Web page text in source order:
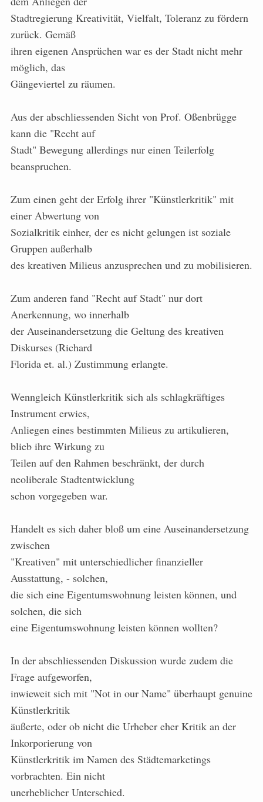
Stadtregierung Kreativität, Vielfalt, Toleranz zu fördern
zurück. Gemäß
ihren eigenen Ansprüchen war es der Stadt nicht mehr
möglich, das
Gängeviertel zu räumen.
Aus der abschliessenden Sicht von Prof. Oßenbrügge
kann die "Recht auf
Stadt" Bewegung allerdings nur einen Teilerfolg
beanspruchen.
Zum einen geht der Erfolg ihrer "Künstlerkritik" mit
einer Abwertung von
Sozialkritik einher, der es nicht gelungen ist soziale
Gruppen außerhalb
des kreativen Milieus anzusprechen und zu mobilisieren.
Zum anderen fand "Recht auf Stadt" nur dort
Anerkennung, wo innerhalb
der Auseinandersetzung die Geltung des kreativen
Diskurses (Richard
Florida et. al.) Zustimmung erlangte.
Wenngleich Künstlerkritik sich als schlagkräftiges
Instrument erwies,
Anliegen eines bestimmten Milieus zu artikulieren,
blieb ihre Wirkung zu
Teilen auf den Rahmen beschränkt, der durch
neoliberale Stadtentwicklung
schon vorgegeben war.
Handelt es sich daher bloß um eine Auseinandersetzung
zwischen
"Kreativen" mit unterschiedlicher finanzieller
Ausstattung, - solchen,
die sich eine Eigentumswohnung leisten können, und
solchen, die sich
eine Eigentumswohnung leisten können wollten?
In der abschliessenden Diskussion wurde zudem die
Frage aufgeworfen,
inwieweit sich mit "Not in our Name" überhaupt genuine
Künstlerkritik
äußerte, oder ob nicht die Urheber eher Kritik an der
Inkorporierung von
Künstlerkritik im Namen des Städtemarketings
vorbrachten. Ein nicht
unerheblicher Unterschied.